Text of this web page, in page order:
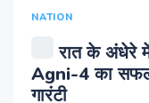
NATION
रात के अंधेरे
Agni-4 का
गारंटी